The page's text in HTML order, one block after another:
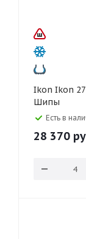
Ikon Ikon 275/45 R21 Autograph Ice 10 SUV 110T
Шипы
Есть в
28 370